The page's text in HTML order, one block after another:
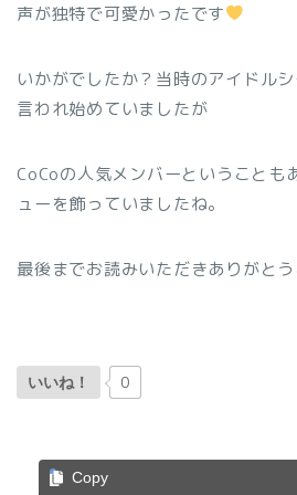
声が独特で可愛かったです
いかがでしたか？当時のアイドル
言われ始めていましたが
CoCoの人気メンバーということも
ューを飾っていましたね。
最後までお読みいただきありがとう
いいね！ 0
Copy